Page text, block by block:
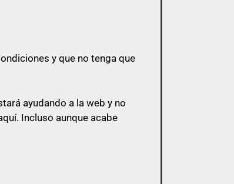
y que no tenga que
ayudando a la web y no
Incluso aunque acabe